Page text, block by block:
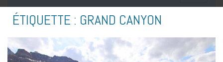
ÉTIQUETTE : GRAND CANYON